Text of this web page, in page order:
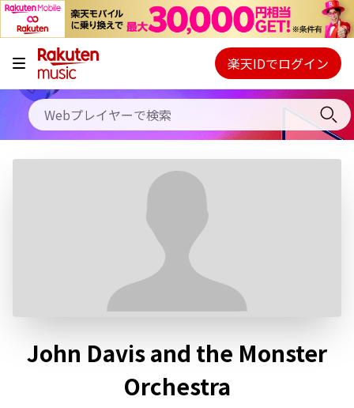
キャンペーン
料金プラン
使い方
Webプレイヤー
ご契約内容の確認・変更
楽天IDでログイン
John Davis and the Monster
Orchestra